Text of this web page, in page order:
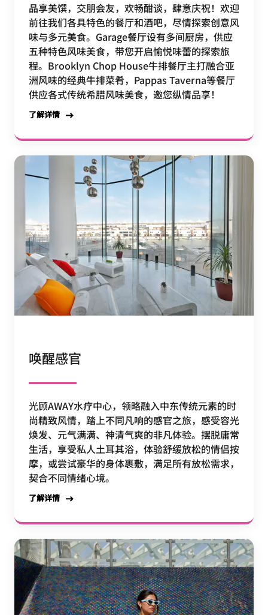
品享美馔，交朋会友，欢畅酣谈，肆意庆祝！欢迎
前往我们各具特色的餐厅和酒吧，尽情探索创意风
味与多元美食。Garage餐厅设有多间厨房，供应
五种特色风味美食，带您开启愉悦味蕾的探索旅
程。Brooklyn Chop House牛排餐厅主打融合亚
洲风味的经典牛排菜肴，Pappas Taverna等餐厅
供应各式传统希腊风味美食，邀您纵情品享！
了解详情
唤醒感官
光顾AWAY水疗中心，领略融入中东传统元素的时
尚精致风情，踏上不同凡响的感官之旅，感受容光
焕发、元气满满、神清气爽的非凡体验。摆脱庸常
生活，享受私人土耳其浴，体验舒缓放松的情侣按
摩，或尝试豪华的身体裹敷，满足所有放松需求，
契合不同情绪心境。
了解详情